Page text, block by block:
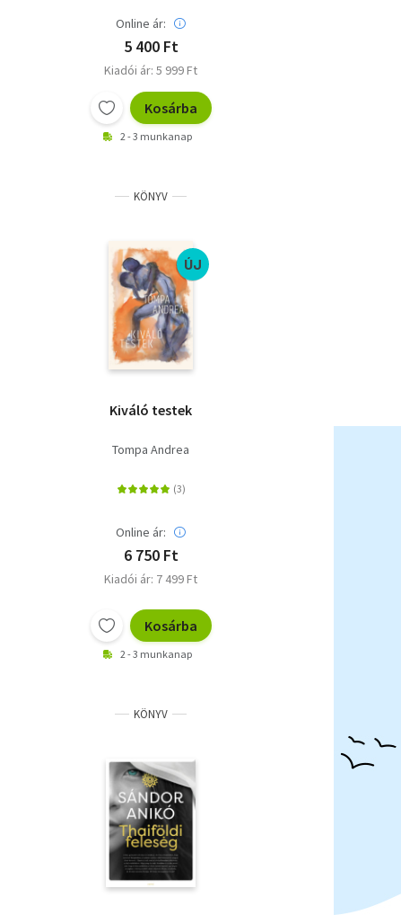
Online ár:
5 400 Ft
Kiadói ár: 5 999 Ft
Kosárba
2 - 3 munkanap
KÖNYV
ÚJ
Kiváló testek
Tompa Andrea
Online ár:
6 750 Ft
Kiadói ár: 7 499 Ft
Kosárba
2 - 3 munkanap
KÖNYV